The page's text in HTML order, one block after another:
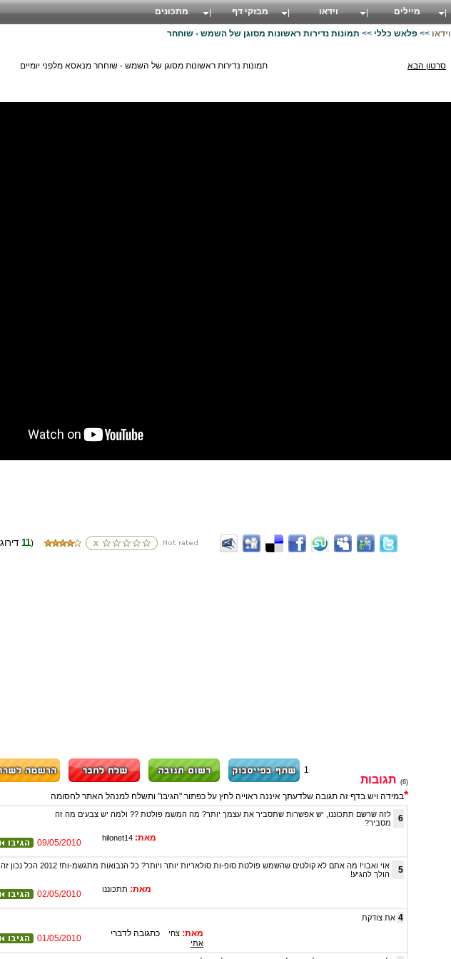
תמונות נדירות ראשונות מסוגן של השמש - שוחחר מנאסא מלפני יומיים סרטון הבא
11)
1
(6)
תגובות
*במידה ויש בדף זה תגובה שלדעתך איננה ראוייה לחץ על כפתור "הגיבו" ותשלח למנהל האתר לחסומה
לזה שרשם תתכוננו, יש אפשרות שתסביר את עצמך יותר? מה המשמ פולטת ?? ולמה יש צבעים מה זה
מסביר?
6
09/05/2010 מאת: hilonet14
אוי ואבוי! מה אתם לא קולטים שהשמש פולטת סופ-ות סולאריות יותר ויותר? כל הנבואות מתגשמ-ות! 2012 הכל נכון זה
הולך להגיע!
5
02/05/2010 מאת: תתכוננו
את צודקת 4
01/05/2010 מאת: צחי כתגובה לדברי
אתי
מיילים וידאו מבזקי דף מתכונים
וידאו >> פלאש כללי >>